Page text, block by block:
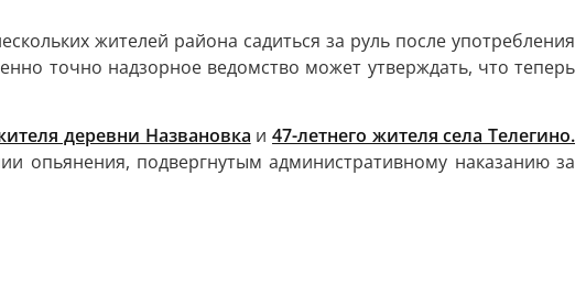
жителей района садиться за руль после употребления
точно надзорное ведомство может утверждать, что теперь
деревни Названовка и47-летнего жителя села Телегино.
опьянения, подвергнутым административному наказанию за